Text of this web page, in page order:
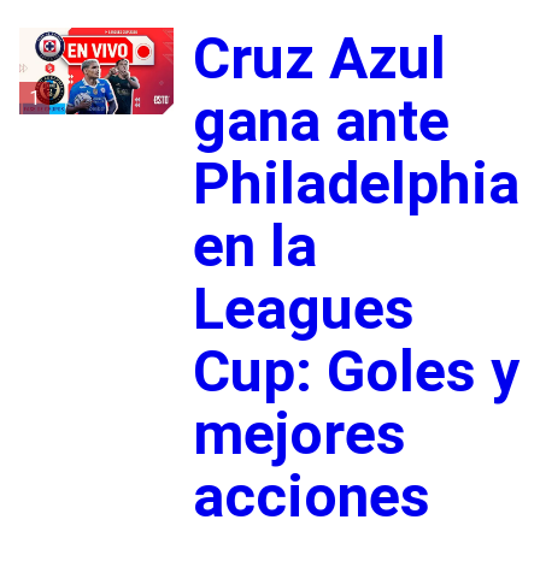
1
Cruz Azul
gana ante
Philadelphia
en la
Leagues
Cup: Goles y
mejores
acciones